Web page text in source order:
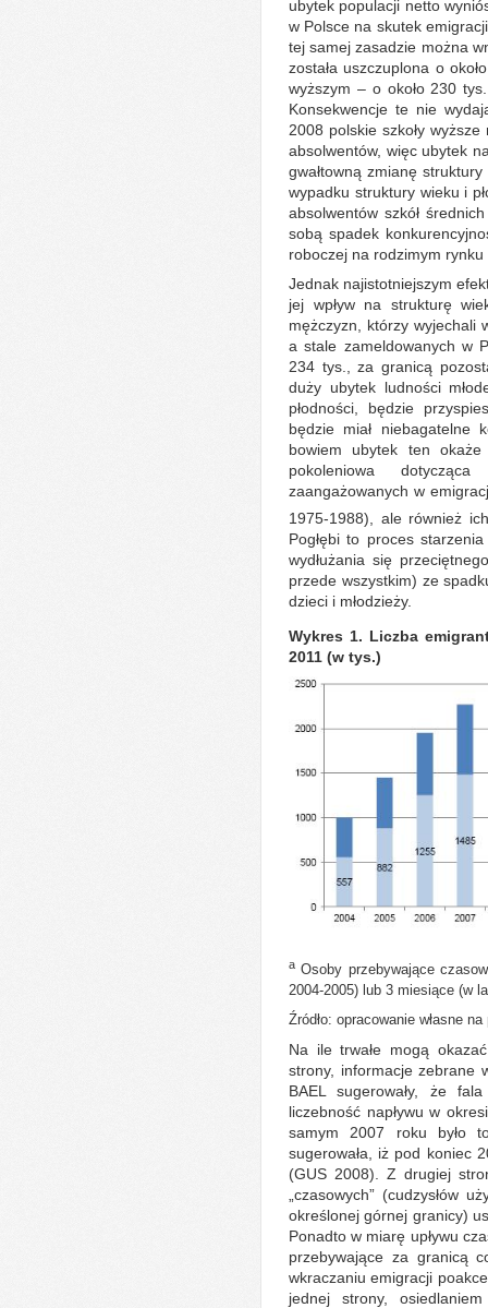
ubytek populacji netto
w Polsce na skutek
tej samej zasadzie można
została uszczuplona o
wyższym – o około 230
Konsekwencje te nie
2008 polskie szkoły
absolwentów, więc ubytek
gwałtowną zmianę
wypadku struktury wieku i
absolwentów szkół
sobą spadek
roboczej na rodzimym rynku
Jednak najistotniejszym
jej wpływ na strukturę
mężczyzn, którzy wyjechali
a stale zameldowanych w
234 tys., za granicą
duży ubytek ludności
płodności, będzie
będzie miał niebagatelne
bowiem ubytek ten
pokoleniowa
zaangażowanych w
1975-1988), ale również
Pogłębi to proces
wydłużania się
przede wszystkim) ze
dzieci i młodzieży.
Wykres 1. Liczba
2011 (w tys.)
a Osoby przebywające
2004-2005) lub 3 miesiące (w
Źródło: opracowanie własne
Na ile trwałe mogą
strony, informacje zebrane
BAEL sugerowały, że
liczebność napływu w
samym 2007 roku było
sugerowała, iż pod koniec
(GUS 2008). Z drugiej
„czasowych” (cudzysłów
określonej górnej granicy)
Ponadto w miarę upływu
przebywające za granicą
wkraczaniu emigracji
jednej strony,